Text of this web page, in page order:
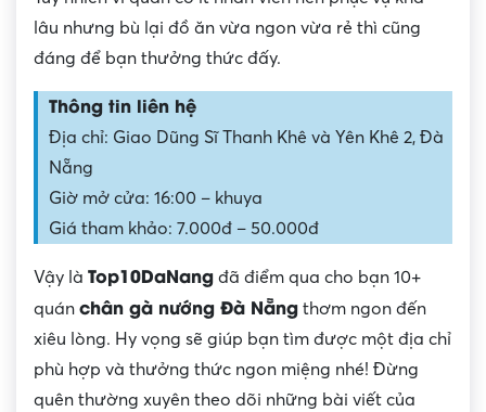
lâu nhưng bù lại đồ ăn vừa ngon vừa rẻ thì cũng
đáng để bạn thưởng thức đấy.
Thông tin liên hệ
Địa chỉ: Giao Dũng Sĩ Thanh Khê và Yên Khê 2, Đà
Nẵng
Giờ mở cửa: 16:00 – khuya
Giá tham khảo: 7.000đ – 50.000đ
Vậy là Top10DaNang đã điểm qua cho bạn 10+
quán chân gà nướng Đà Nẵng thơm ngon đến
xiêu lòng. Hy vọng sẽ giúp bạn tìm được một địa chỉ
phù hợp và thưởng thức ngon miệng nhé! Đừng
quên thường xuyên theo dõi những bài viết của